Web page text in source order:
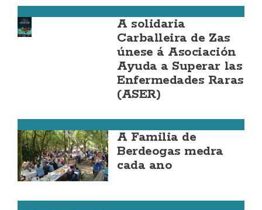
A solidaria
Carballeira de Zas
únese á Asociación
Ayuda a Superar las
Enfermedades Raras
(ASER)
A Familia de
Berdeogas medra
cada ano